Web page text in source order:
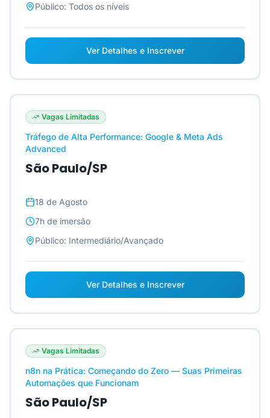
Público: Todos os níveis
Ver Detalhes e Inscrever
Vagas Limitadas
Tráfego de Alta Performance: Google & Meta Ads
Advanced
São Paulo/SP
18 de Agosto
7h de imersão
Público: Intermediário/Avançado
Ver Detalhes e Inscrever
Vagas Limitadas
n8n na Prática: Começando do Zero — Suas Primeiras
Automações que Funcionam
São Paulo/SP